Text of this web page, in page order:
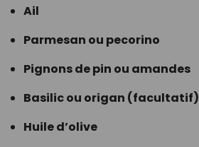
Ail
Parmesan ou pecorino
Pignons de pin ou amandes
Basilic ou origan (facultatif)
Huile d’olive